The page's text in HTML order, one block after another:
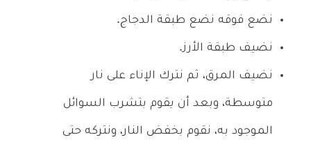
نضع فوقه نضع طبقة الدجاج.
نضيف طبقة الأرز.
نضيف المرق، ثم نترك الإناء على نار
متوسطة، وبعد أن يقوم بتشرب السوائل
الموجود به، نقوم بخفض النار، ونتركه حتى